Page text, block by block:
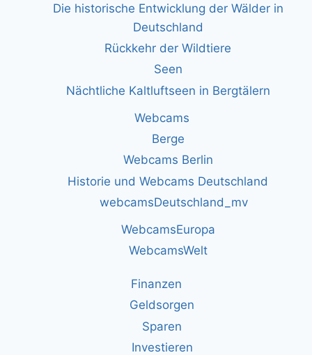
Die historische Entwicklung der Wälder in
Deutschland
Rückkehr der Wildtiere
Seen
Nächtliche Kaltluftseen in Bergtälern
Webcams
Berge
Webcams Berlin
Historie und Webcams Deutschland
webcamsDeutschland_mv
WebcamsEuropa
WebcamsWelt
Finanzen
Geldsorgen
Sparen
Investieren